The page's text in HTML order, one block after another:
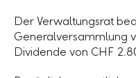
Der Verwaltungsrat
Generalversammlung
Dividende von CHF